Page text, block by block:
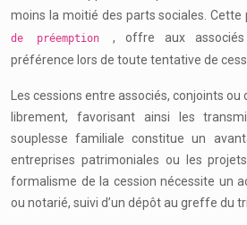
moins la moitié des parts sociales. Cette
de préemption , offre aux
préférence lors de toute tentative de
Les cessions entre associés, conjoints
librement, favorisant ainsi les
souplesse familiale constitue un
entreprises patrimoniales ou les
formalisme de la cession nécessite un
ou notarié, suivi d’un dépôt au greffe du